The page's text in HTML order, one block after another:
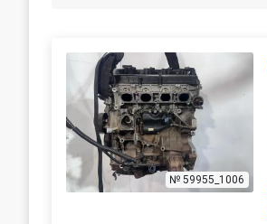
Lexus
Mitsubishi
Porsche
№ 59955_1006